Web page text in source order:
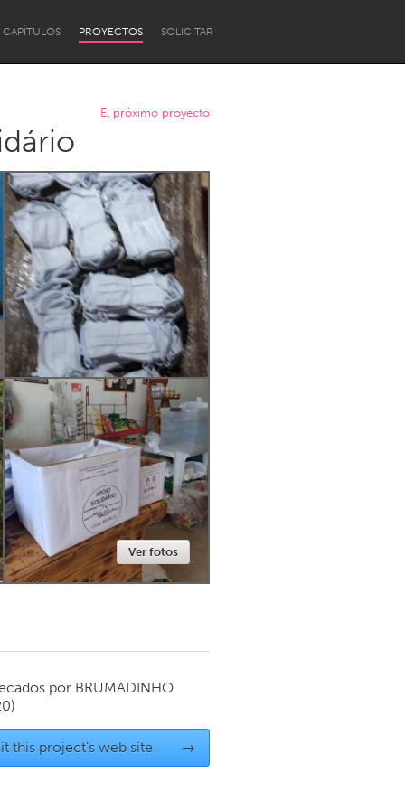
CAPÍTULOS PROYECTOS SOLICITAR
Newcastle
Newmarket
El próximo proyecto
Ver fotos
por BRUMADINHO
this project's web site →